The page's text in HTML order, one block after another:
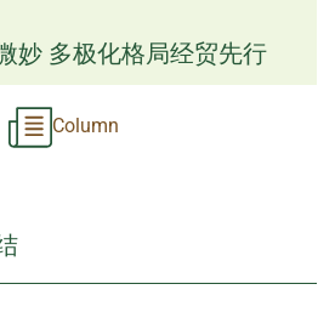
妙 多极化格局经贸先行
Column